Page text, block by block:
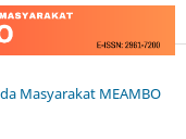
Masyarakat MEAMBO